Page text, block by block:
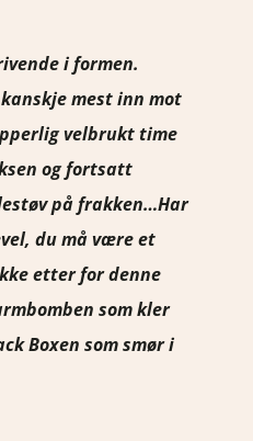
i formen.
mest inn mot
velbrukt time
og fortsatt
på frakken…Har
du må være et
etter for denne
som kler
Boxen som smør i